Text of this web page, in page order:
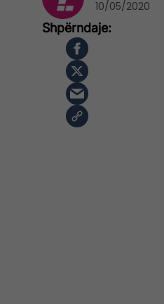
10/05/2020